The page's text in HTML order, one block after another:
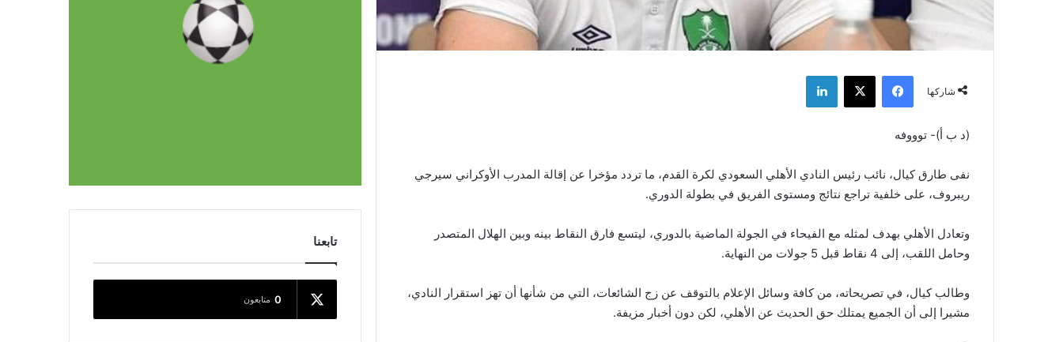
شاركها
فيسبوك ‫X لينكدإن
(د ب أ)- توووفه
نفى طارق كيال، نائب رئيس النادي الأهلي السعودي لكرة القدم، ما تردد مؤخرا عن إقالة المدرب الأوكراني سيرجي
ريبروف، على خلفية تراجع نتائج ومستوى الفريق في بطولة الدوري.
وتعادل الأهلي بهدف لمثله مع الفيحاء في الجولة الماضية بالدوري، ليتسع فارق النقاط بينه وبين الهلال المتصدر
وحامل اللقب، إلى 4 نقاط قبل 5 جولات من النهاية.
وطالب كيال، في تصريحاته، من كافة وسائل الإعلام بالتوقف عن زج الشائعات، التي من شأنها أن تهز استقرار النادي،
مشيرا إلى أن الجميع يمتلك حق الحديث عن الأهلي، لكن دون أخبار مزيفة.
تابعنا
0 متابعون